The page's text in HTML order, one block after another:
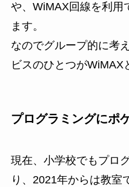
や、WiMAX回線を利用
ます。
なのでグループ的に考
ビスのひとつがWiMAX
プログラミングにポ
現在、小学校でもプロ
り、2021年からは教室